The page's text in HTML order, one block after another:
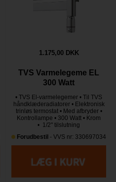
1.175,00 DKK
TVS Varmelegeme EL
300 Watt
• TVS El-varmelegemer • Til TVS
håndklæderadiatorer • Elektronisk
trinløs termostat • Med afbryder •
Kontrollampe • 300 Watt • Krom
• 1/2" tilslutning
Forudbestil - VVS nr: 330697034